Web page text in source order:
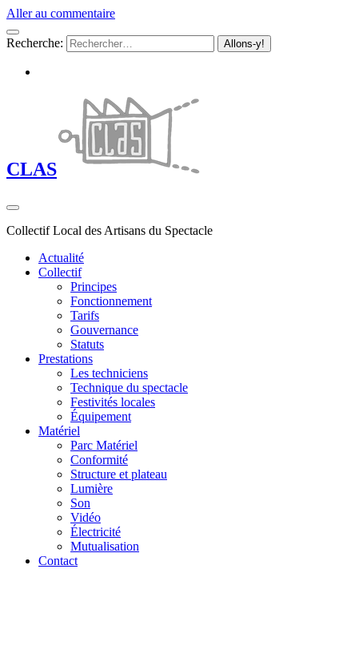
Aller au commentaire
Recherche:
CLAS
Collectif Local des Artisans du Spectacle
Actualité
Collectif
Principes
Fonctionnement
Tarifs
Gouvernance
Statuts
Prestations
Les techniciens
Technique du spectacle
Festivités locales
Équipement
Matériel
Parc Matériel
Conformité
Structure et plateau
Lumière
Son
Vidéo
Électricité
Mutualisation
Contact